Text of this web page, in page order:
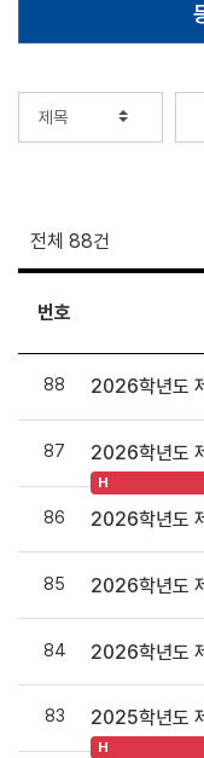
전체 88건
번호
88 2026학년도
87 2026학년도
H
86 2026학년도
85 2026학년도
84 2026학년도
83 2025학년도
H